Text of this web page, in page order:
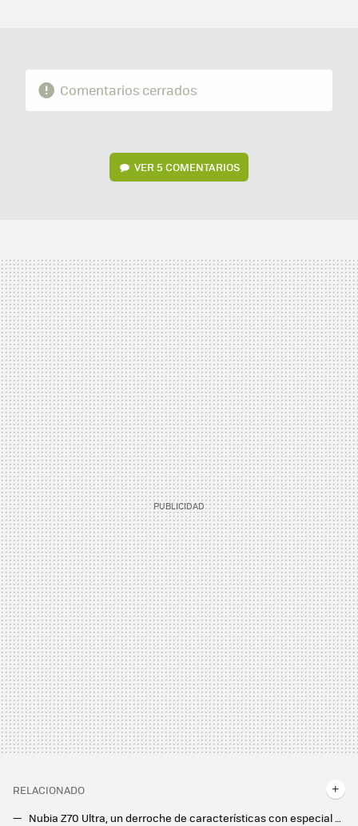
Comentarios cerrados
VER5 COMENTARIOS
RELACIONADO
Nubia Z70 Ultra, un derroche de características con especial énfasis en la potencia y en la cámara